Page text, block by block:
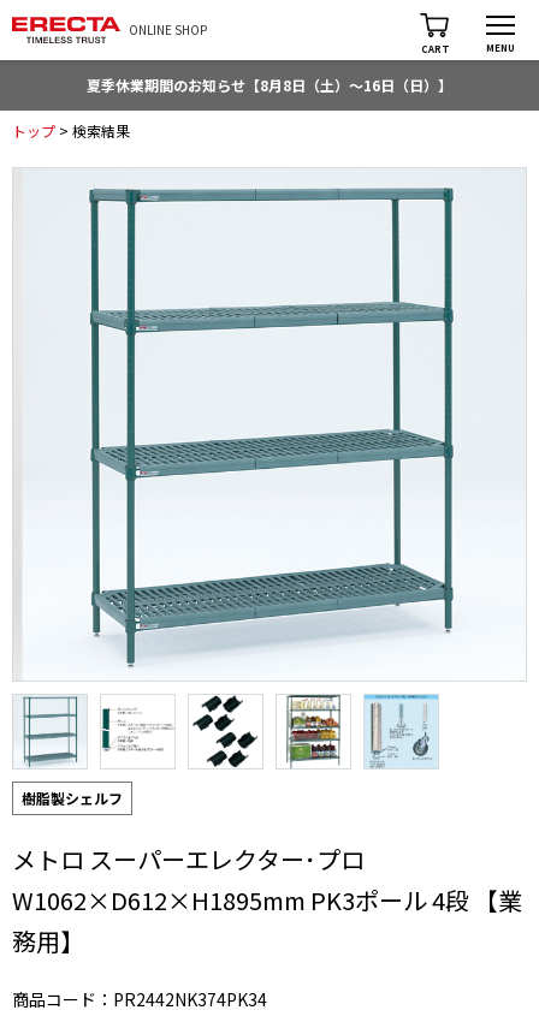
ONLINE SHOP
CART MENU
夏季休業期間のお知らせ【8月8日（土）～16日（日）】
トップ > 検索結果
樹脂製シェルフ
メトロ スーパーエレクター･プロ
W1062×D612×H1895mm PK3ポール 4段 【業
務用】
商品コード：PR2442NK374PK34